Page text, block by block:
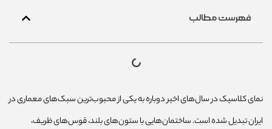
فهرست مطالب
نمای کلاسیک در سال‌های اخیر دوباره به یکی از محبوب‌ترین سبک‌های معماری در
ایران تبدیل شده است. ساختمان‌هایی با ستون‌های بلند، قوس‌های ظریف،